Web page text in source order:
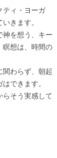
ティ・ヨーガ
きます。
神を想う、キー
想は、時間の
わらず、朝起
できます。
そう実感して